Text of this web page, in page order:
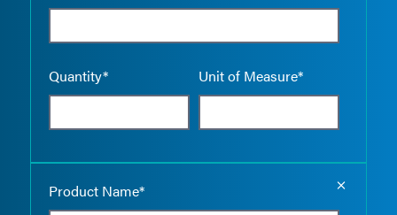
Quantity* Unit of Measure*
Product Name*